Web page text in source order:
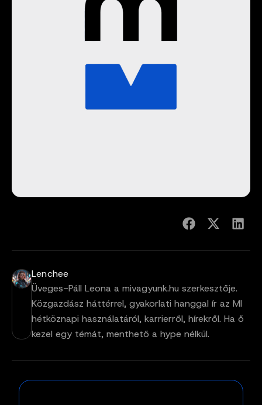
Lenchee
Üveges-Páll Leona a mivagyunk.hu szerkesztője.
Közgazdász háttérrel, gyakorlati hanggal ír az MI
hétköznapi használatáról, karrierről, hírekről. Ha ő
kezel egy témát, menthető a hype nélkül.